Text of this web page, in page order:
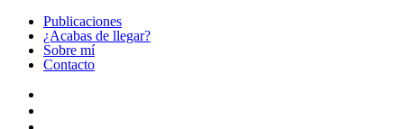
Publicaciones
¿Acabas de llegar?
Sobre mí
Contacto